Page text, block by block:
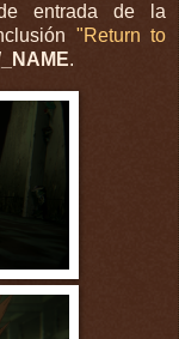
entrada de la
"Return to
.